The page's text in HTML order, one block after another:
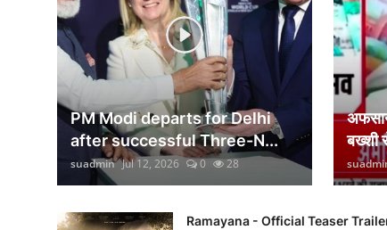
वीकेंड लाइफ
अंतर्राष्ट्रीय
सांस्कृतिक
PM Modi departs for Delhi
after successful Three-N...
suadmin Jul 12, 2026 0 28
बख्शी
Ramayana - Official Teaser